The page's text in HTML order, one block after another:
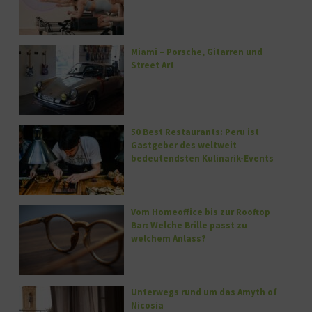
Miami – Porsche, Gitarren und
Street Art
50 Best Restaurants: Peru ist
Gastgeber des weltweit
bedeutendsten Kulinarik-Events
Vom Homeoffice bis zur Rooftop
Bar: Welche Brille passt zu
welchem Anlass?
Unterwegs rund um das Amyth of
Nicosia